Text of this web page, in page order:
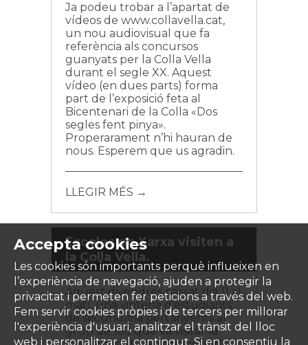
Ja podeu trobar a l’apartat de
vídeos de www.collavella.cat,
un nou audiovisual que fa
referència als concursos
guanyats per la Colla Vella
durant el segle XX. Aquest
vídeo (en dues parts) forma
part de l’exposició feta al
Bicentenari de la Colla «Dos
segles fent pinya».
Properarament n’hi hauran de
nous. Esperem que us agradin.
LLEGIR MÉS →
Escoles en Xarxa visiten a
la Colla Vella.
Aquest divendres passat dia 11 al
matí, una vintena d’estudiants
de secundària pertanyents al
grup de 160 que va visitar la
Accepta cookies
Les cookies són importants perquè influeixen en
l’experiència de navegació, ajuden a protegir la
privacitat i permeten fer peticions a través del web.
Fem servir cookies pròpies i de tercers per millorar
l'experiència d'usuari, analitzar el trànsit del lloc
web i personalitzar el contingut. Si en consentiu la